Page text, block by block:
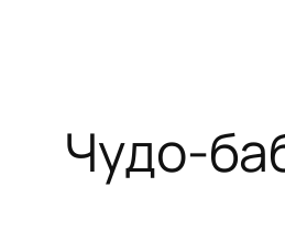
Чудо-